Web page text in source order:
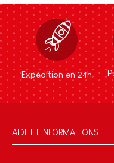
Expédition en 24h
AIDE ET INFORMATIONS